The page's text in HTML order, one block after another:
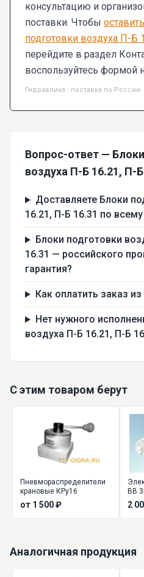
консультацию и
поставки. Чтобы
подготовки воздуха П-Б
перейдите в раздел
воспользуйтесь формой
Гидравлика · поставка по России
Вопрос-ответ —
воздуха П-Б 16.21, П-Б
Доставляете Блоки
16.21, П-Б 16.31 по
Блоки подготовки
16.31 — российского
гарантия?
Как оплатить заказ
Нет нужного
воздуха П-Б 16.21, П-Б
С этим товаром берут
Пневмораспределители
крановые КРу16
от 1 500 ₽
ВВ
(ВВ-
2
Аналогичная продукция